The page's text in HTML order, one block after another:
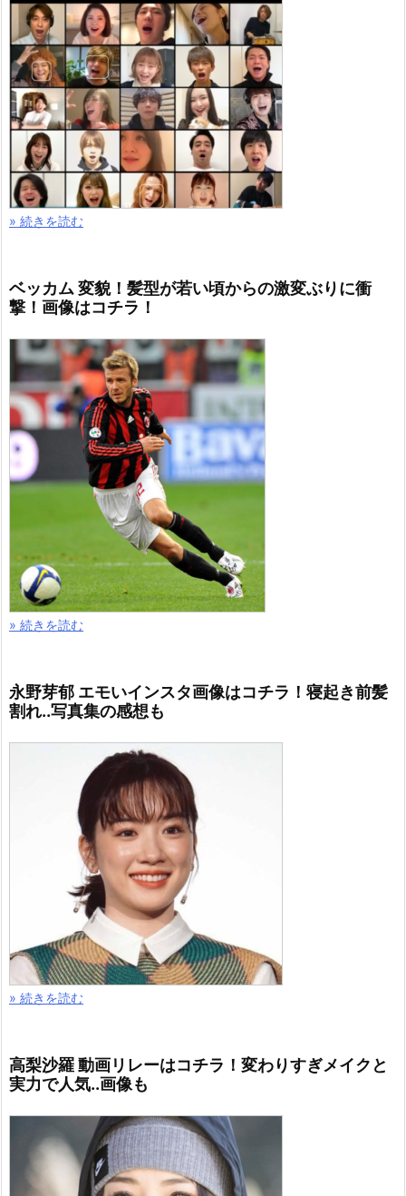
» 続きを読む
ベッカム 変貌！髪型が若い頃からの激変ぶりに衝
撃！画像はコチラ！
» 続きを読む
永野芽郁 エモいインスタ画像はコチラ！寝起き前髪
割れ..写真集の感想も
» 続きを読む
高梨沙羅 動画リレーはコチラ！変わりすぎメイクと
実力で人気..画像も